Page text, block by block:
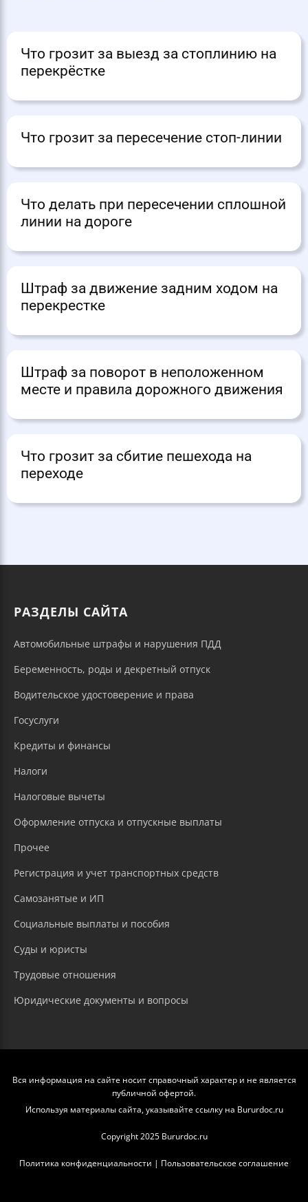
Что грозит за выезд за стоплинию на
перекрёстке
Что грозит за пересечение стоп-линии
Что делать при пересечении сплошной
линии на дороге
Штраф за движение задним ходом на
перекрестке
Штраф за поворот в неположенном
месте и правила дорожного движения
Что грозит за сбитие пешехода на
переходе
РАЗДЕЛЫ САЙТА
Автомобильные штрафы и нарушения ПДД
Беременность, роды и декретный отпуск
Водительское удостоверение и права
Госуслуги
Кредиты и финансы
Налоги
Налоговые вычеты
Оформление отпуска и отпускные выплаты
Прочее
Регистрация и учет транспортных средств
Самозанятые и ИП
Социальные выплаты и пособия
Суды и юристы
Трудовые отношения
Юридические документы и вопросы
Вся информация на сайте носит справочный характер и не является
публичной офертой.
Используя материалы сайта, указывайте ссылку на Bururdoc.ru
Copyright 2025 Bururdoc.ru
Политика конфиденциальности | Пользовательское соглашение